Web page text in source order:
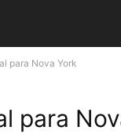
para Nova York
para